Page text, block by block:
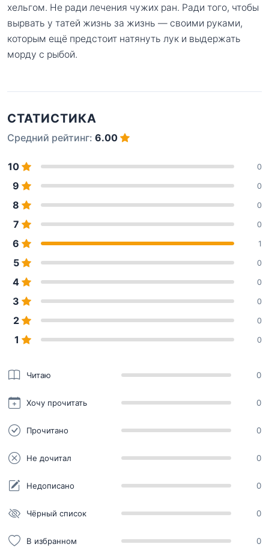
хельгом. Не ради лечения чужих ран. Ради того, чтобы
вырвать у татей жизнь за жизнь — своими руками,
которым ещё предстоит натянуть лук и выдержать
морду с рыбой.
СТАТИСТИКА
Средний рейтинг: 6.00
10 0
9 0
8 0
7 0
6 1
5 0
4 0
3 0
2 0
1 0
Читаю 0
Хочу прочитать 0
Прочитано 0
Не дочитал 0
Недописано 0
Чёрный список 0
В избранном 0